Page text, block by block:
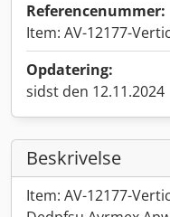
Referencenummer:
Item: AV-12177-
Opdatering:
sidst den 12.11.2024
Beskrivelse
Item: AV-12177-